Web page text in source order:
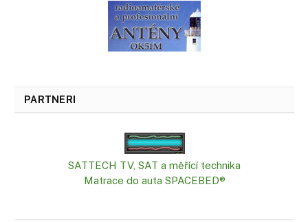
PARTNERI
SATTECH TV, SAT a měřící technika
Matrace do auta SPACEBED®